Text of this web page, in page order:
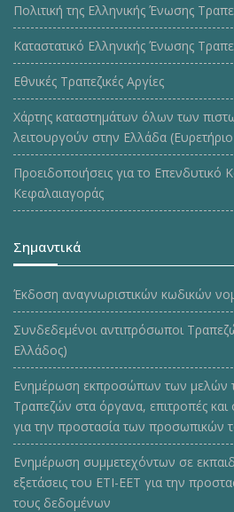
Πολιτική της Ελληνικής Ένωσης
Καταστατικό Ελληνικής Ένωσης
Εθνικές Τραπεζικές Αργίες
Χάρτης καταστημάτων όλων των
λειτουργούν στην Ελλάδα
Προειδοποιήσεις για το Επενδυτικό
Κεφαλαιαγοράς
Σημαντικά
Έκδοση αναγνωριστικών κωδικών
Συνδεδεμένοι αντιπρόσωποι
Ελλάδος)
Ενημέρωση εκπροσώπων των μελών
Τραπεζών στα όργανα, επιτροπές και
για την προστασία των προσωπικών
Ενημέρωση συμμετεχόντων σε
εξετάσεις του ΕΤΙ-ΕΕΤ για την
τους δεδομένων